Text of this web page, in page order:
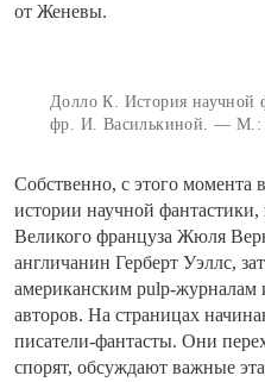
от Женевы.
Долло К. История научной
фр. И. Василькиной. — М.:
Собственно, с этого момента
истории научной
Великого француза Жюля
англичанин Герберт Уэллс,
американским pulp-журналам
авторов. На страницах
писатели-фантасты. Они
спорят, обсуждают важные